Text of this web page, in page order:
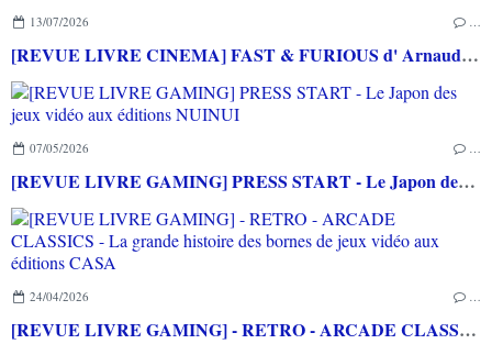
13/07/2026 …
[REVUE LIVRE CINEMA] FAST & FURIOUS d' Arnaud BRIAND aux éditions CASA
07/05/2026 …
[REVUE LIVRE GAMING] PRESS START - Le Japon des jeux vidéo aux éditions NUINUI
24/04/2026 …
[REVUE LIVRE GAMING] - RETRO - ARCADE CLASSICS - La grande histoire des bornes de jeux vidéo aux éditions CASA